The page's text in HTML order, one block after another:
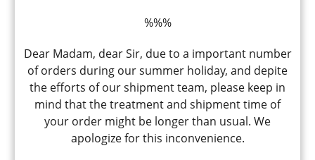
HOREI BAG NEKOTTO COLORFUL
« SKATER » FBC1
保冷ﾊﾞｯｸﾞ ねこっと ｶﾗﾌﾙ
Sac isotherme rectangle motif têtes de
chats multicolores, 26.5×27.5×12cm
16,80
%%%
Dear Madam, dear Sir, due to a important number
of orders during our summer holiday, and depite
the efforts of our shipment team, please keep in
mind that the treatment and shipment time of
your order might be longer than usual. We
apologize for this inconvenience.